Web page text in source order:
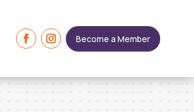
Become a Member